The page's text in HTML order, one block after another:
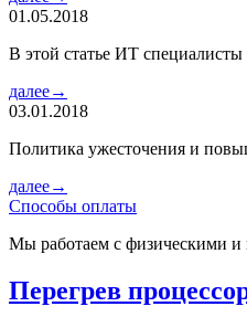
01.05.2018
В этой статье ИТ
далее→
03.01.2018
Политика ужесточения и
далее→
Способы оплаты
Мы работаем с физическими и
Перегрев